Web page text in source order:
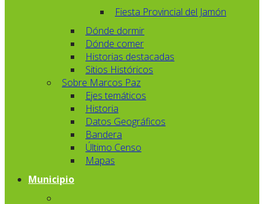
Fiesta Provincial del Jamón
Dónde dormir
Dónde comer
Historias destacadas
Sitios Históricos
Sobre Marcos Paz
Ejes temáticos
Historia
Datos Geográficos
Bandera
Último Censo
Mapas
Municipio